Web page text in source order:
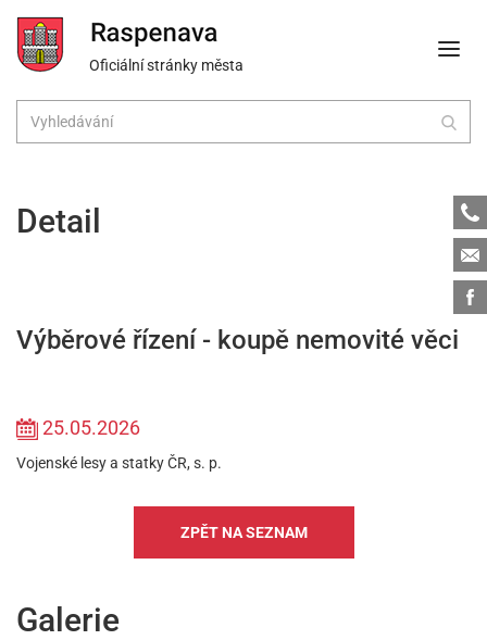
Oficiální stránky města
Detail
Výběrové řízení - koupě nemovité věci
25.05.2026
Vojenské lesy a statky ČR, s. p.
ZPĚT NA SEZNAM
Galerie